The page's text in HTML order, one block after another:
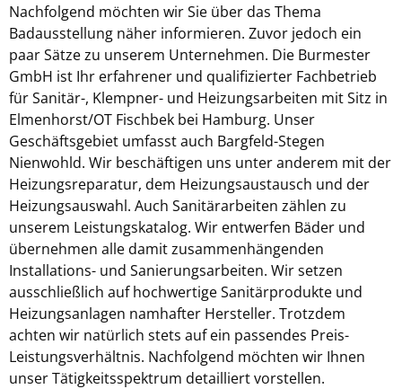
Nachfolgend möchten wir Sie über das Thema
Badausstellung näher informieren. Zuvor jedoch ein
paar Sätze zu unserem Unternehmen. Die Burmester
GmbH ist Ihr erfahrener und qualifizierter Fachbetrieb
für Sanitär-, Klempner- und Heizungsarbeiten mit Sitz in
Elmenhorst/OT Fischbek bei Hamburg. Unser
Geschäftsgebiet umfasst auch Bargfeld-Stegen
Nienwohld. Wir beschäftigen uns unter anderem mit der
Heizungsreparatur, dem Heizungsaustausch und der
Heizungsauswahl. Auch Sanitärarbeiten zählen zu
unserem Leistungskatalog. Wir entwerfen Bäder und
übernehmen alle damit zusammenhängenden
Installations- und Sanierungsarbeiten. Wir setzen
ausschließlich auf hochwertige Sanitärprodukte und
Heizungsanlagen namhafter Hersteller. Trotzdem
achten wir natürlich stets auf ein passendes Preis-
Leistungsverhältnis. Nachfolgend möchten wir Ihnen
unser Tätigkeitsspektrum detailliert vorstellen.